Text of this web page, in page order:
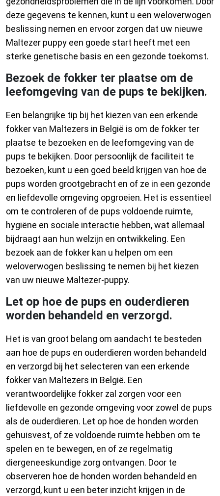
deze gegevens te kennen, kunt u een weloverwogen
beslissing nemen en ervoor zorgen dat uw nieuwe
Maltezer puppy een goede start heeft met een
sterke genetische basis en een gezonde toekomst.
Bezoek de fokker ter plaatse om de
leefomgeving van de pups te bekijken.
Een belangrijke tip bij het kiezen van een erkende
fokker van Maltezers in België is om de fokker ter
plaatse te bezoeken en de leefomgeving van de
pups te bekijken. Door persoonlijk de faciliteit te
bezoeken, kunt u een goed beeld krijgen van hoe de
pups worden grootgebracht en of ze in een gezonde
en liefdevolle omgeving opgroeien. Het is essentieel
om te controleren of de pups voldoende ruimte,
hygiëne en sociale interactie hebben, wat allemaal
bijdraagt aan hun welzijn en ontwikkeling. Een
bezoek aan de fokker kan u helpen om een
weloverwogen beslissing te nemen bij het kiezen
van uw nieuwe Maltezer-puppy.
Let op hoe de pups en ouderdieren
worden behandeld en verzorgd.
Het is van groot belang om aandacht te besteden
aan hoe de pups en ouderdieren worden behandeld
en verzorgd bij het selecteren van een erkende
fokker van Maltezers in België. Een
verantwoordelijke fokker zal zorgen voor een
liefdevolle en gezonde omgeving voor zowel de pups
als de ouderdieren. Let op hoe de honden worden
gehuisvest, of ze voldoende ruimte hebben om te
spelen en te bewegen, en of ze regelmatig
diergeneeskundige zorg ontvangen. Door te
observeren hoe de honden worden behandeld en
verzorgd, kunt u een beter inzicht krijgen in de